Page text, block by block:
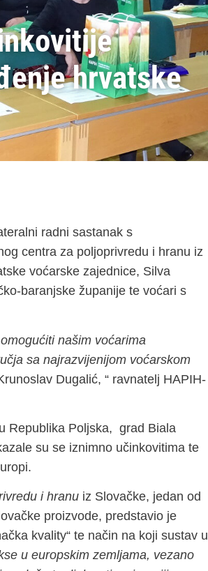
hrvatske
radni sastanak s
centra za poljoprivredu i hranu iz
voćarske zajednice, Silva
baranjske županije te voćari s
našim voćarima
sa najrazvijenijom voćarskom
Dugalić, “ ravnatelj HAPIH-
Republika Poljska, grad Biala
su se iznimno učinkovitima te
i hranu iz Slovačke, jedan od
proizvode, predstavio je
kvality“ te način na koji sustav u
u europskim zemljama, vezano